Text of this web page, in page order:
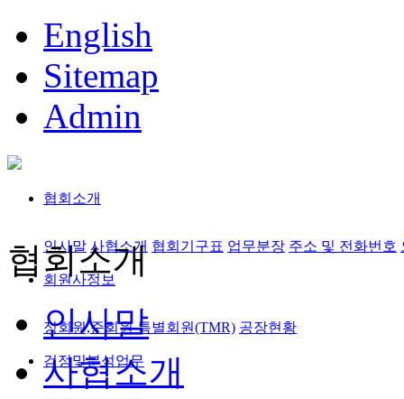
English
Sitemap
Admin
협회소개
인사말 사협소개 협회기구표 업무분장 주소 및 전화번호
회원사정보
정회원,준회원 특별회원(TMR) 공장현황
검정및분석업무
협회소개
인사말
사협소개